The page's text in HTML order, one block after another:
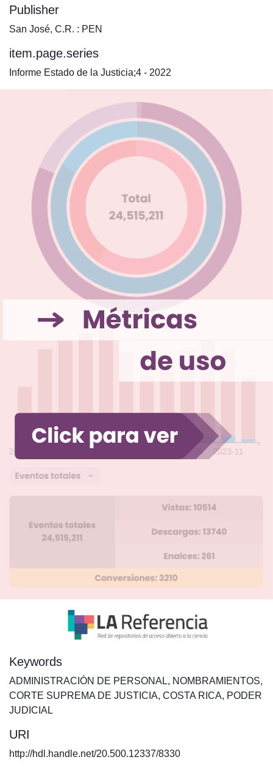
Publisher
San José, C.R. : PEN
item.page.series
Informe Estado de la Justicia;4 - 2022
Keywords
ADMINISTRACIÓN DE PERSONAL, NOMBRAMIENTOS,
CORTE SUPREMA DE JUSTICIA, COSTA RICA, PODER
JUDICIAL
URI
http://hdl.handle.net/20.500.12337/8330